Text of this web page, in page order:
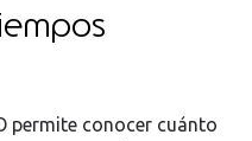
permite conocer cuánto